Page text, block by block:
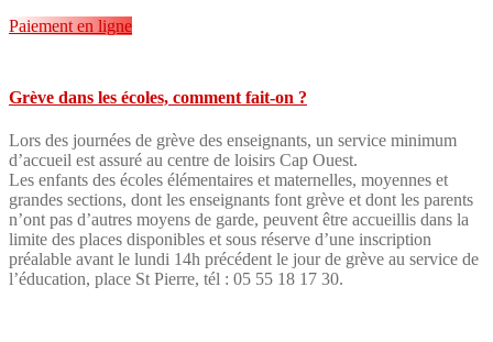
Paiement en ligne
Grève dans les écoles, comment fait-on ?
Lors des journées de grève des enseignants, un service minimum
d’accueil est assuré au centre de loisirs Cap Ouest.
Les enfants des écoles élémentaires et maternelles, moyennes et
grandes sections, dont les enseignants font grève et dont les parents
n’ont pas d’autres moyens de garde, peuvent être accueillis dans la
limite des places disponibles et sous réserve d’une inscription
préalable avant le lundi 14h précédent le jour de grève au service de
l’éducation, place St Pierre, tél : 05 55 18 17 30.